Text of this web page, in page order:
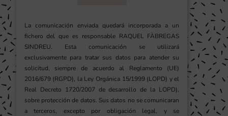
La comunicación enviada quedará incorporada a un
fichero del que es responsable RAQUEL FÀBREGAS
SINDREU. Esta comunicación se utilizará
exclusivamente para tratar sus datos para atender su
solicitud, siempre de acuerdo al Reglamento (UE)
2016/679 (RGPD), la Ley Orgánica 15/1999 (LOPD) y el
Real Decreto 1720/2007 de desarrollo de la LOPD),
sobre protección de datos. Sus datos no se comunicaran
a terceros, excepto por obligación legal, y se